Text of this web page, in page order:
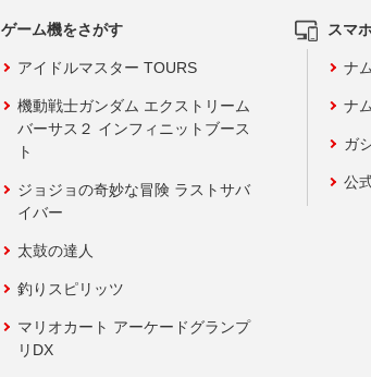
ゲーム機をさがす
アイドルマスター TOURS
機動戦士ガンダム エクストリーム
バーサス２ インフィニットブース
ト
ジョジョの奇妙な冒険 ラストサバ
イバー
太鼓の達人
釣りスピリッツ
マリオカート アーケードグランプ
リDX
スマ
ナ
ナ
ガ
公